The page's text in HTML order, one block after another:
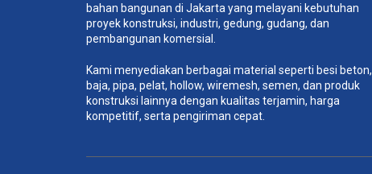
bahan bangunan di Jakarta yang melayani kebutuhan
proyek konstruksi, industri, gedung, gudang, dan
pembangunan komersial.
Kami menyediakan berbagai material seperti besi beton,
baja, pipa, pelat, hollow, wiremesh, semen, dan produk
konstruksi lainnya dengan kualitas terjamin, harga
kompetitif, serta pengiriman cepat.